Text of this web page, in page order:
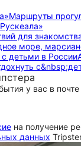
Маршруты
для
море,
с детьми в России
у вас в почте
на получение
данных